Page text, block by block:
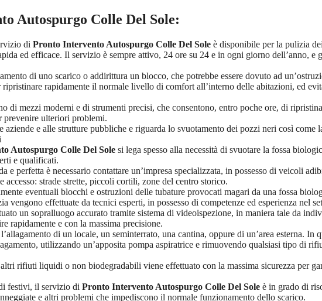
Autospurgo Colle Del Sole:
di Pronto Intervento Autospurgo Colle Del Sole è disponibile per la pulizia
ed efficace. Il servizio è sempre attivo, 24 ore su 24 e in ogni giorno dell’anno, e
di uno scarico o addirittura un blocco, che potrebbe essere dovuto ad
rapidamente il normale livello di comfort all’interno delle abitazioni, ed
di mezzi moderni e di strumenti precisi, che consentono, entro poche ore, di
prevenire ulteriori problemi.
e alle strutture pubbliche e riguarda lo svuotamento dei pozzi neri così
Autospurgo Colle Del Sole si lega spesso alla necessità di svuotare la fossa
e qualificati.
e perfetta è necessario contattare un’impresa specializzata, in possesso di veicoli
strade strette, piccoli cortili, zone del centro storico.
eventuali blocchi e ostruzioni delle tubature provocati magari da una fossa
effettuate da tecnici esperti, in possesso di competenze ed esperienza nel
un sopralluogo accurato tramite sistema di videoispezione, in maniera tale da
rapidamente e con la massima precisione.
di un locale, un seminterrato, una cantina, oppure di un’area esterna.
utilizzando un’apposita pompa aspiratrice e rimuovendo qualsiasi tipo di
rifiuti liquidi o non biodegradabili viene effettuato con la massima sicurezza per
festivi, il servizio di Pronto Intervento Autospurgo Colle Del Sole è in grado di
e altri problemi che impediscono il normale funzionamento dello scarico.